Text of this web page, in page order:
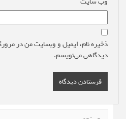
ذخیره نام، ایمیل و وبسایت من در
دیدگاهی می‌نویسم.